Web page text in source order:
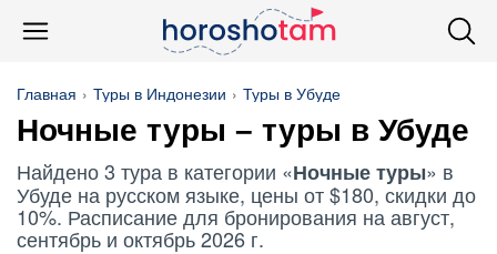
Главная Туры в Индонезии Туры в Убуде
Ночные туры – туры в Убуде
Найдено 3 тура в категории «Ночные туры» в
Убуде на русском языке, цены от $180, скидки до
10%. Расписание для бронирования на август,
сентябрь и октябрь 2026 г.